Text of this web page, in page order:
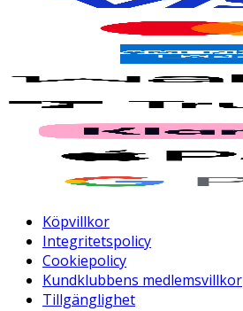
Köpvillkor
Integritetspolicy
Cookiepolicy
Kundklubbens medlemsvillkor
Tillgänglighet